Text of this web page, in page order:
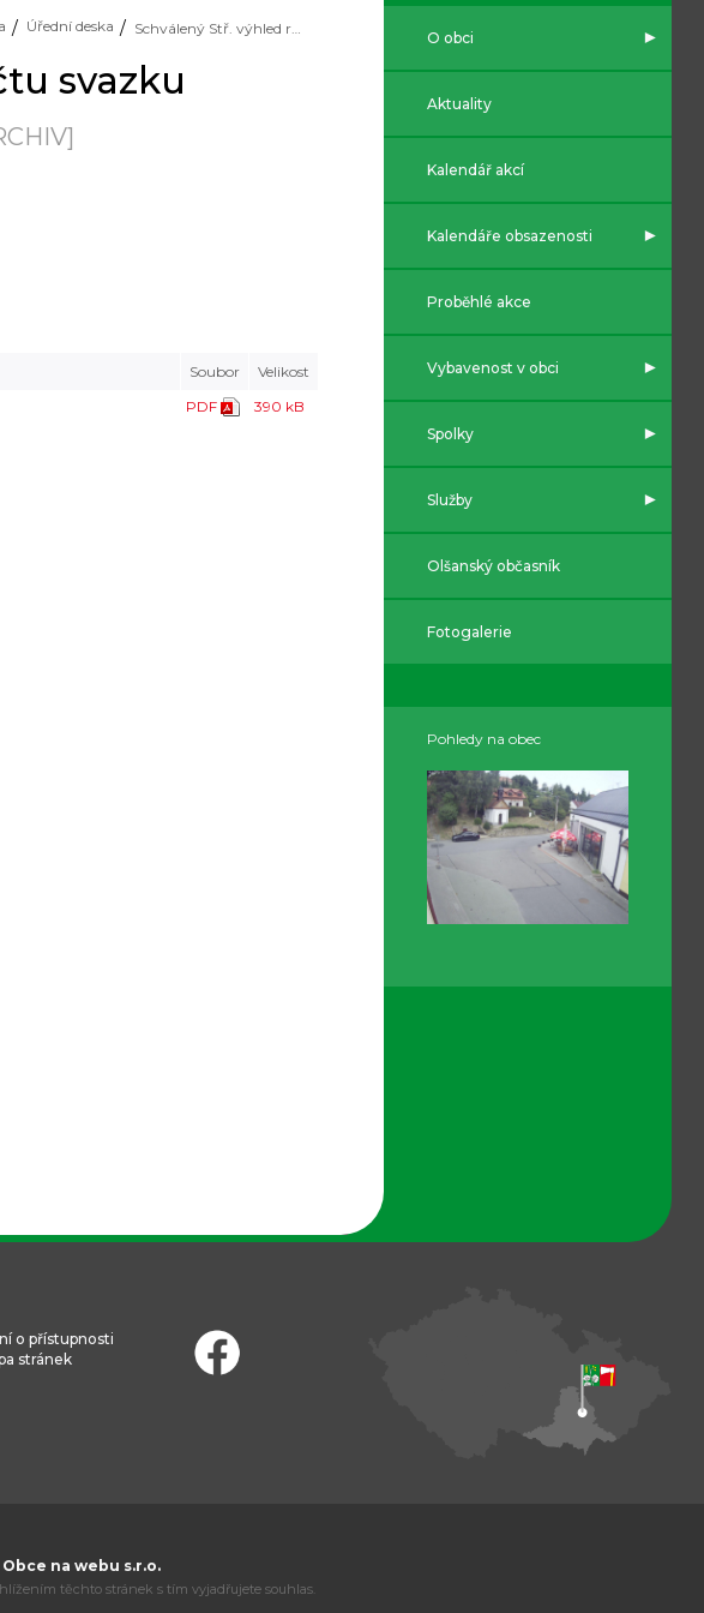
Úřední deska Schválený Stř. výhled rozpočtu svazku Rakovec na r. 2025 a 2026
svazku
Soubor
Velikost
PDF 390 kB
O obci
Aktuality
Kalendář akcí
Kalendáře obsazenosti
Proběhlé akce
Vybavenost v obci
Spolky
Služby
Olšanský občasník
Fotogalerie
Pohledy na obec
o přístupnosti
stránek
Obce na webu s.r.o.
těchto stránek s tím vyjadřujete souhlas.